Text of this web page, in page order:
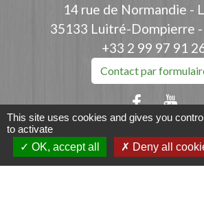
14 rue de Normandie -
35133 Luitré-Dompierre -
+33 2 99 97 91
Contact par
Liens
This site uses cookies and gives you
to activate
OK, accept all
Deny all